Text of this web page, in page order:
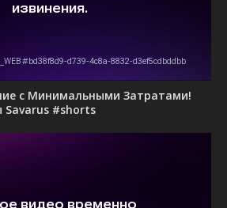
с Минимальными Затратами!
Savarus #shorts